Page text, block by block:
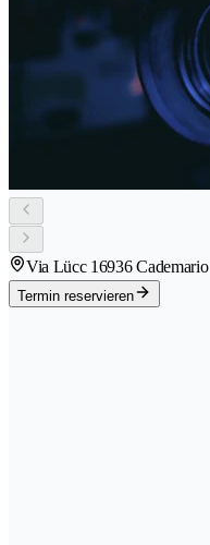
Via Lücc 16936 Cademario
Termin reservieren